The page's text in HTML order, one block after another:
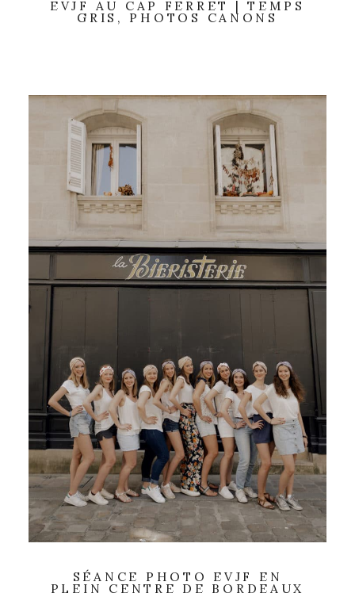
EVJF AU CAP FERRET | TEMPS
GRIS, PHOTOS CANONS
SÉANCE PHOTO EVJF EN
PLEIN CENTRE DE BORDEAUX